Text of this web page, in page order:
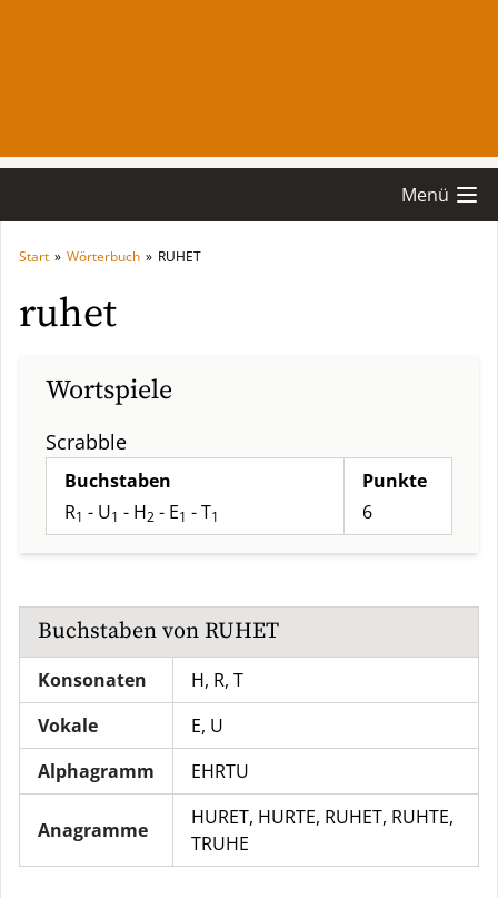
Menü
Start » Wörterbuch » RUHET
ruhet
Wortspiele
Scrabble
Buchstaben
R1 - U1 - H2 - E1 - T1
Punkte
6
Buchstaben von RUHET
Konsonaten
H, R, T
Vokale
E, U
Alphagramm
EHRTU
Anagramme
HURET, HURTE, RUHET, RUHTE,
TRUHE